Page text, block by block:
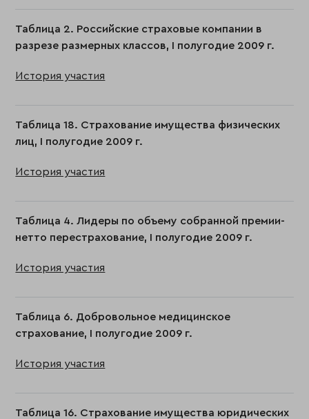
Таблица 2. Российские страховые компании в
разрезе размерных классов, I полугодие 2009 г.
История участия
Таблица 18. Страхование имущества физических
лиц, I полугодие 2009 г.
История участия
Таблица 4. Лидеры по объему собранной премии-
нетто перестрахование, I полугодие 2009 г.
История участия
Таблица 6. Добровольное медицинское
страхование, I полугодие 2009 г.
История участия
Таблица 16. Страхование имущества юридических